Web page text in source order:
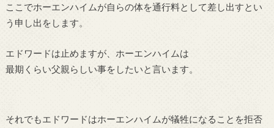
ここでホーエンハイムが自らの体を通行料として差し出すとい
う申し出をします。
エドワードは止めますが、ホーエンハイムは
最期くらい父親らしい事をしたいと言います。
それでもエドワードはホーエンハイムが犠牲になることを拒否